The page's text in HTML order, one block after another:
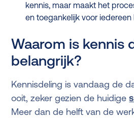
kennis, maar maakt het
en toegankelijk voor
Waarom is kennis
belangrijk?
Kennisdeling is vandaag de
ooit, zeker gezien de huidige
Meer dan de helft van de